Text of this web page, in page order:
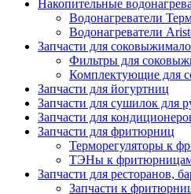
Накопительные
Водонагреватели
Водонагреватели
Запчасти для
Фильтры для
Комплектующие для
Запчасти для йогуртниц
Запчасти для сушилок для
Запчасти для
Запчасти для фритюрниц
Терморегуляторы к
ТЭНы к
Запчасти для ресторанов,
Запчасти к